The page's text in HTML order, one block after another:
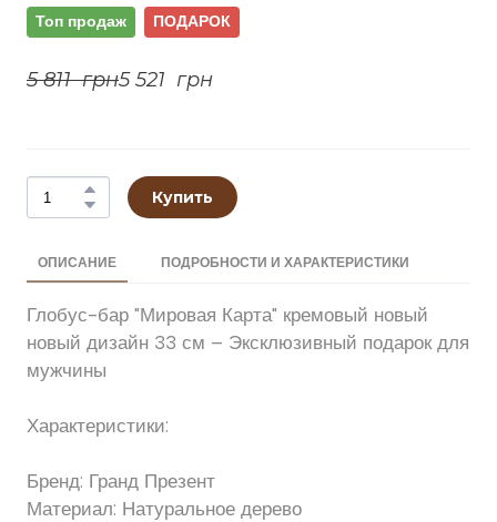
Топ продаж ПОДАРОК
5 811  грн5 521  грн
Купить
ОПИСАНИЕ ПОДРОБНОСТИ И ХАРАКТЕРИСТИКИ
Глобус-бар "Мировая Карта" кремовый новый
новый дизайн 33 см – Эксклюзивный подарок для
мужчины
Характеристики:
Бренд: Гранд Презент
Материал: Натуральное дерево